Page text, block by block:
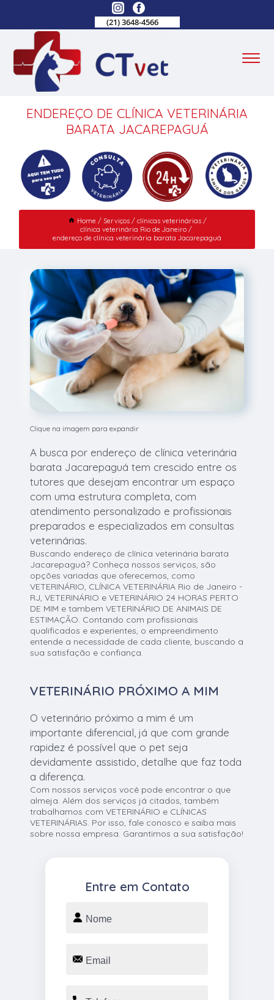
(21) 3648-4566
ENDEREÇO DE CLÍNICA VETERINÁRIA
BARATA JACAREPAGUÁ
Home Serviços
clínicas veterinárias
clínica veterinária Rio de Janeiro
endereço de clínica veterinária barata Jacarepaguá
Clique na imagem para expandir
A busca por endereço de clínica veterinária
barata Jacarepaguá tem crescido entre os
tutores que desejam encontrar um espaço
com uma estrutura completa, com
atendimento personalizado e profissionais
preparados e especializados em consultas
veterinárias.
Buscando endereço de clínica veterinária barata
Jacarepaguá? Conheça nossos serviços, são
opções variadas que oferecemos, como
VETERINÁRIO, CLÍNICA VETERINÁRIA Rio de Janeiro -
RJ, VETERINÁRIO e VETERINÁRIO 24 HORAS PERTO
DE MIM e tambem VETERINÁRIO DE ANIMAIS DE
ESTIMAÇÃO. Contando com profissionais
qualificados e experientes, o empreendimento
entende a necessidade de cada cliente, buscando a
sua satisfação e confiança.
VETERINÁRIO PRÓXIMO A MIM
O veterinário próximo a mim é um
importante diferencial, já que com grande
rapidez é possível que o pet seja
devidamente assistido, detalhe que faz toda
a diferença.
Com nossos serviços você pode encontrar o que
almeja. Além dos serviços já citados, também
trabalhamos com VETERINÁRIO e CLÍNICAS
VETERINÁRIAS. Por isso, fale conosco e saiba mais
sobre nossa empresa. Garantimos a sua satisfação!
Entre em Contato